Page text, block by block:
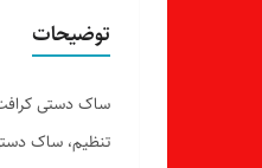
توضیحات
تنظیم، ساک دستی کرافت سایز ۴۴×۳۲×۱۲ به عنوان یک